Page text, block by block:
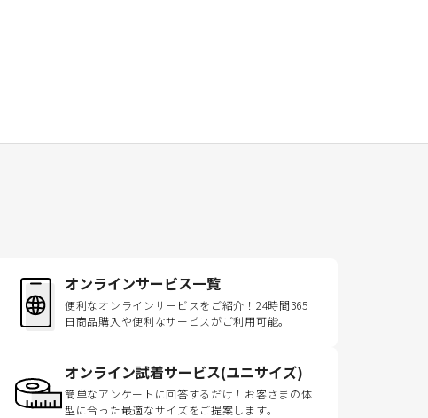
オンラインサービス一覧
便利なオンラインサービスをご紹介！24時間365
日商品購入や便利なサービスがご利用可能。
オンライン試着サービス(ユニサイズ)
簡単なアンケートに回答するだけ！お客さまの体
型に合った最適なサイズをご提案します。